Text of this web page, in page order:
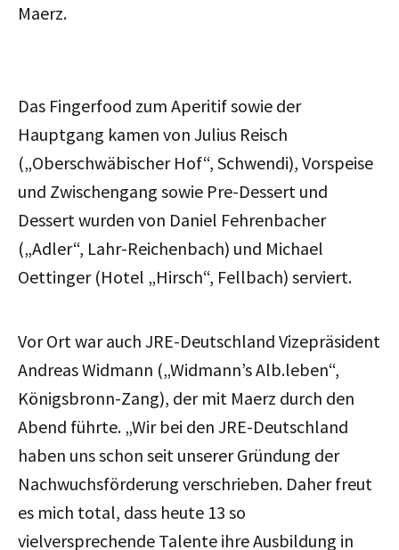
Maerz.
Das Fingerfood zum Aperitif sowie der
Hauptgang kamen von Julius Reisch
(„Oberschwäbischer Hof“, Schwendi), Vorspeise
und Zwischengang sowie Pre-Dessert und
Dessert wurden von Daniel Fehrenbacher
(„Adler“, Lahr-Reichenbach) und Michael
Oettinger (Hotel „Hirsch“, Fellbach) serviert.
Vor Ort war auch JRE-Deutschland Vizepräsident
Andreas Widmann („Widmann’s Alb.leben“,
Königsbronn-Zang), der mit Maerz durch den
Abend führte. „Wir bei den JRE-Deutschland
haben uns schon seit unserer Gründung der
Nachwuchsförderung verschrieben. Daher freut
es mich total, dass heute 13 so
vielversprechende Talente ihre Ausbildung in